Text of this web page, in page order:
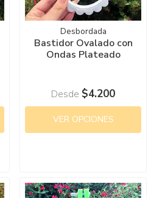
Desbordada
Bastidor Ovalado con
Ondas Plateado
Desde $4.200
VER OPCIONES